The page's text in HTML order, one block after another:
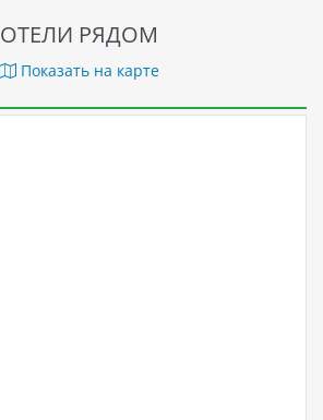
ОТЕЛИ РЯДОМ
Показать на карте